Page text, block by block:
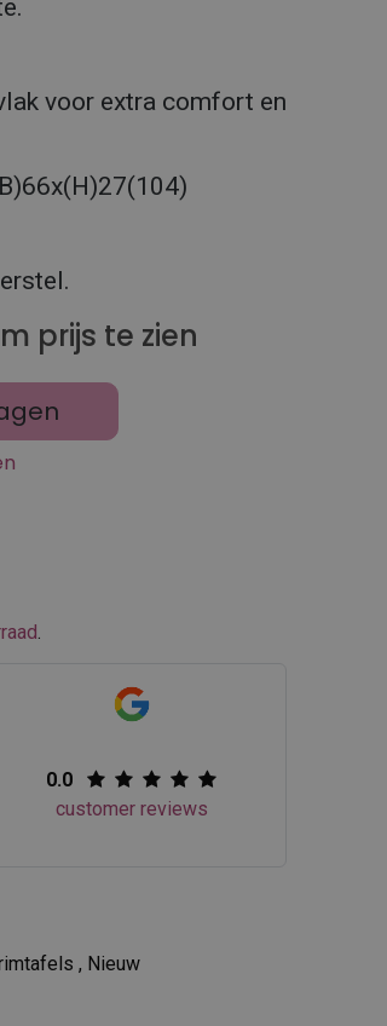
voor extra comfort en
prijs te zien
0.0
customer reviews
, Nieuw